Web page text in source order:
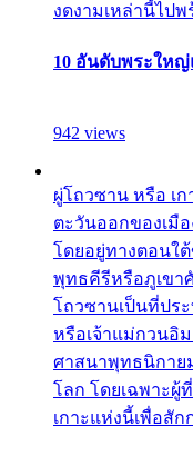
งดงามเหล่านี้ไป
10 อันดับพระให
942 views
ผู่โถวซาน หรือ เก
ตะวันออกของเมื
โดยอยู่ทางตอนใต้
พุทธคีรีหรือภูเขา
โถวซานเป็นที่ปร
หรือเจ้าแม่กวนอิ
ศาสนาพุทธนิกาย
โลก โดยเฉพาะผู้
เกาะแห่งนี้เพื่อสั